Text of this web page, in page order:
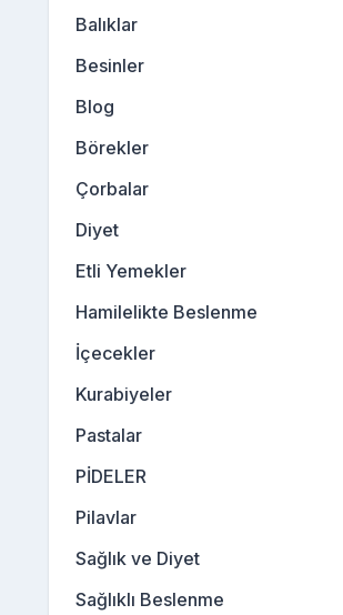
Balıklar
Besinler
Blog
Börekler
Çorbalar
Diyet
Etli Yemekler
Hamilelikte Beslenme
İçecekler
Kurabiyeler
Pastalar
PİDELER
Pilavlar
Sağlık ve Diyet
Sağlıklı Beslenme